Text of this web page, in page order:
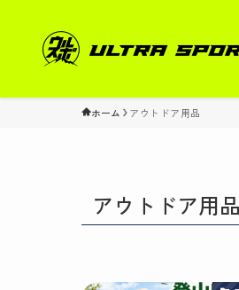
ホーム アウトドア用品
アウトドア用品